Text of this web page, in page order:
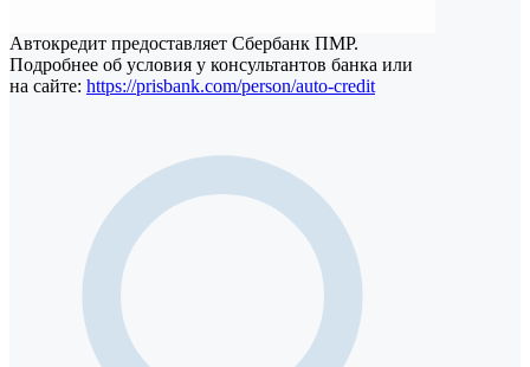
Автокредит предоставляет Сбербанк ПМР.
Подробнее об условия у консультантов банка или
на сайте: https://prisbank.com/person/auto-credit